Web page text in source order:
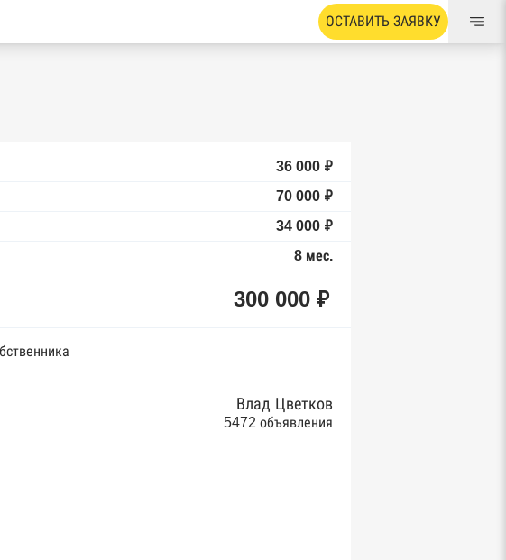
ОСТАВИТЬ ЗАЯВКУ
36 000 ₽
70 000 ₽
34 000 ₽
8 мес.
300 000 ₽
Влад Цветков
5472 объявления